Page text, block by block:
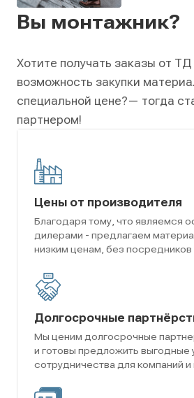
Вы монтажник?
Хотите получать заказы от
возможность закупки
специальной цене?— тогда
партнером!
Цены от производителя
Благодаря тому, что являемся
дилерами - предлагаем
низким ценам, без посредников
Долгосрочные
Мы ценим долгосрочные
и готовы предложить выгодные
сотрудничества для компаний